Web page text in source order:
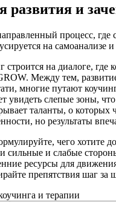
развития и
процесс, где
на
строится на диалоге,
Между тем,
многие путают
увидеть слепые зоны,
таланты, о
но результаты
чего хотите
сильные и слабые
ресурсы для
препятствия шаг за
и терапии